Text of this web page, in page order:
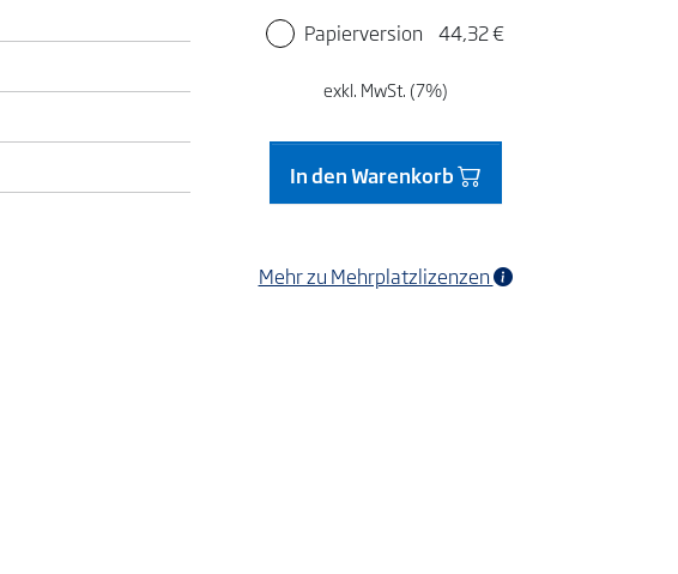
Papierversion 44,32 €
exkl. MwSt. (7%)
In den Warenkorb
Mehr zu Mehrplatzlizenzen